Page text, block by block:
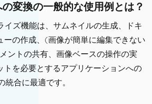
変換の一般的な使用例とは？
ズ機能は、サムネイルの生成、ドキ
ーの作成、(画像が簡単に編集できない
ントの共有、画像ベースの操作の実
トを必要とするアプリケーションへの
統合に最適です。